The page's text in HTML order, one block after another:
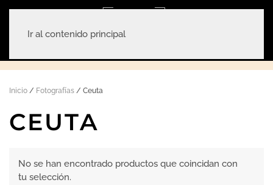
Ir al contenido principal
Inicio / Fotografías / Ceuta
CEUTA
No se han encontrado productos que coincidan con
tu selección.